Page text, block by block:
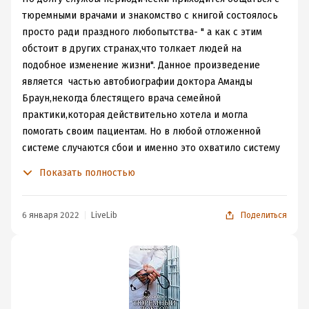
В первую очередь это биография, затем уже
медицинский нон-фикшн про тюрьму.
Как относитесь к биографиям?
Читаете эмоциональные книги? Положительные
эмоции предпочитаете или "тяжёлые" (в книгах)?
тюремными врачами и знакомство с книгой состоялось
просто ради праздного любопытства- " а как с этим
обстоит в других странах,что толкает людей на
подобное изменение жизни". Данное произведение
является частью автобиографии доктора Аманды
Браун,некогда блестящего врача семейной
практики,которая действительно хотела и могла
помогать своим пациентам. Но в любой отложенной
системе случаются сбои и именно это охватило систему
семьи? Это безумно сложно,поверьте. После чего
несовершеннолетних. То ещё местечко и контенгент,
но Аманда справилась и даже вынесла оттуда
несколько важных уроков. Многие дети являются
сиротами или жертвами насилия,кто-то подсел на
Показать полностью
6 января 2022 LiveLib Поделиться